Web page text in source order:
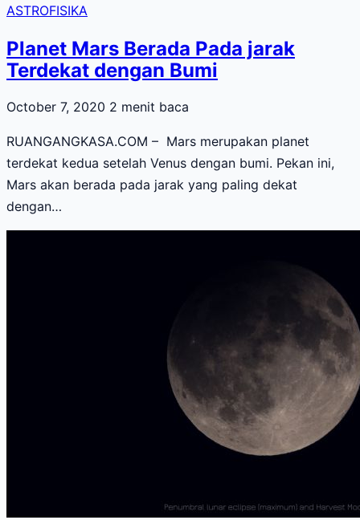
ASTROFISIKA
Planet Mars Berada Pada jarak
Terdekat dengan Bumi
October 7, 2020 2 menit baca
RUANGANGKASA.COM – Mars merupakan planet
terdekat kedua setelah Venus dengan bumi. Pekan ini,
Mars akan berada pada jarak yang paling dekat
dengan…